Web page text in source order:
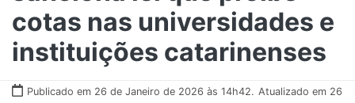
cotas nas universidades e
instituições catarinenses
Publicado em 26 de Janeiro de 2026 às 14h42. Atualizado em 26